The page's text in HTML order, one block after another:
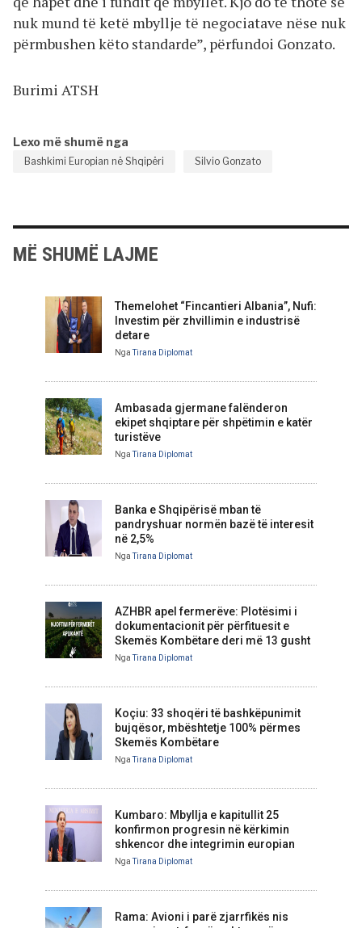
nuk mund të ketë mbyllje të negociatave nëse nuk
përmbushen këto standarde”, përfundoi Gonzato.
Burimi ATSH
Lexo më shumë nga
Bashkimi Europian në Shqipëri Silvio Gonzato
MË SHUMË LAJME
Themelohet “Fincantieri Albania”, Nufi:
Investim për zhvillimin e industrisë
detare
NgaTirana Diplomat
Ambasada gjermane falënderon
ekipet shqiptare për shpëtimin e katër
turistëve
NgaTirana Diplomat
Banka e Shqipërisë mban të
pandryshuar normën bazë të interesit
në 2,5%
NgaTirana Diplomat
AZHBR apel fermerëve: Plotësimi i
dokumentacionit për përfituesit e
Skemës Kombëtare deri më 13 gusht
NgaTirana Diplomat
Koçiu: 33 shoqëri të bashkëpunimit
bujqësor, mbështetje 100% përmes
Skemës Kombëtare
NgaTirana Diplomat
Kumbaro: Mbyllja e kapitullit 25
konfirmon progresin në kërkimin
shkencor dhe integrimin europian
NgaTirana Diplomat
Rama: Avioni i parë zjarrfikës nis